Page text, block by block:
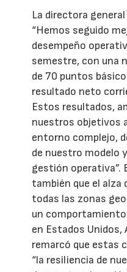
La directora
“Hemos seguido
desempeño
semestre, con una
de 70 puntos
resultado neto
Estos resultados,
nuestros objetivos
entorno complejo,
de nuestro modelo
gestión operativa”.
también que el alza
todas las zonas
un
en Estados Unidos,
remarcó que estas
“la resiliencia de